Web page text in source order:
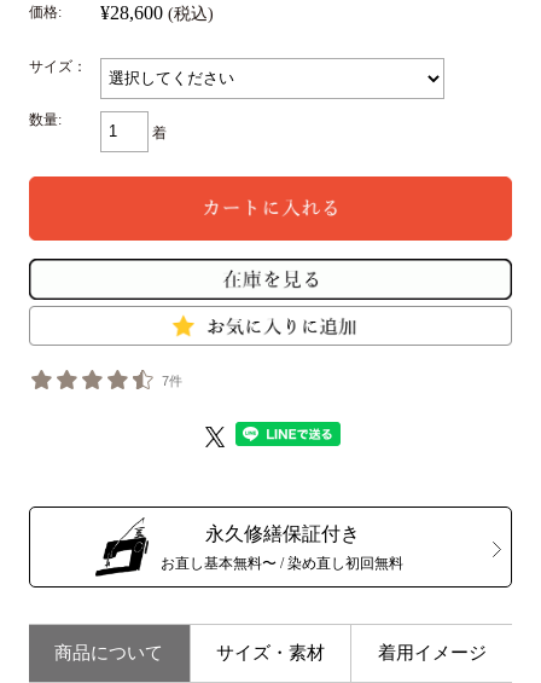
価格: ¥28,600 (税込)
サイズ：
数量:
着
7件
永久修繕保証付き
お直し基本無料〜 / 染め直し初回無料
商品について サイズ・素材 着用イメージ